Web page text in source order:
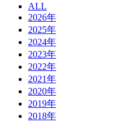
ALL
2026年
2025年
2024年
2023年
2022年
2021年
2020年
2019年
2018年